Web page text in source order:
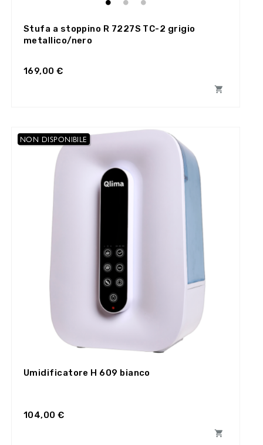
Stufa a stoppino R 7227S TC-2 grigio
metallico/nero
169,00 €

NON DISPONIBILE
Umidificatore H 609 bianco
104,00 €
